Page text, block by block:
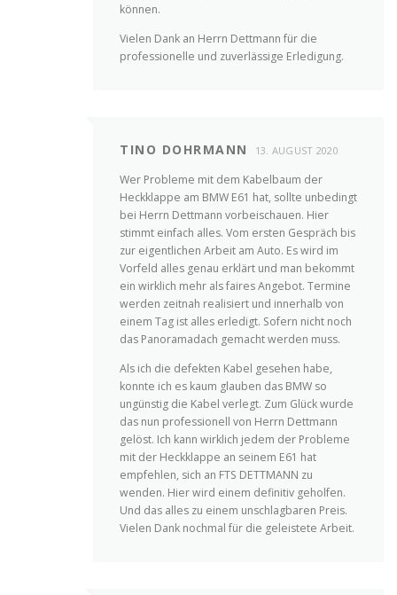
können.
Vielen Dank an Herrn Dettmann für die
professionelle und zuverlässige Erledigung.
TINO DOHRMANN 13. AUGUST 2020
Wer Probleme mit dem Kabelbaum der
Heckklappe am BMW E61 hat, sollte unbedingt
bei Herrn Dettmann vorbeischauen. Hier
stimmt einfach alles. Vom ersten Gespräch bis
zur eigentlichen Arbeit am Auto. Es wird im
Vorfeld alles genau erklärt und man bekommt
ein wirklich mehr als faires Angebot. Termine
werden zeitnah realisiert und innerhalb von
einem Tag ist alles erledigt. Sofern nicht noch
das Panoramadach gemacht werden muss.
Als ich die defekten Kabel gesehen habe,
konnte ich es kaum glauben das BMW so
ungünstig die Kabel verlegt. Zum Glück wurde
das nun professionell von Herrn Dettmann
gelöst. Ich kann wirklich jedem der Probleme
mit der Heckklappe an seinem E61 hat
empfehlen, sich an FTS DETTMANN zu
wenden. Hier wird einem definitiv geholfen.
Und das alles zu einem unschlagbaren Preis.
Vielen Dank nochmal für die geleistete Arbeit.